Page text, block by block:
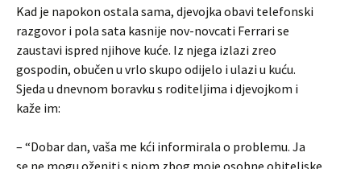
Kad je napokon ostala sama, djevojka obavi telefonski
razgovor i pola sata kasnije nov-novcati Ferrari se
zaustavi ispred njihove kuće. Iz njega izlazi zreo
gospodin, obučen u vrlo skupo odijelo i ulazi u kuću.
Sjeda u dnevnom boravku s roditeljima i djevojkom i
kaže im:
– “Dobar dan, vaša me kći informirala o problemu. Ja
se ne mogu oženiti s njom zbog moje osobne obiteljske